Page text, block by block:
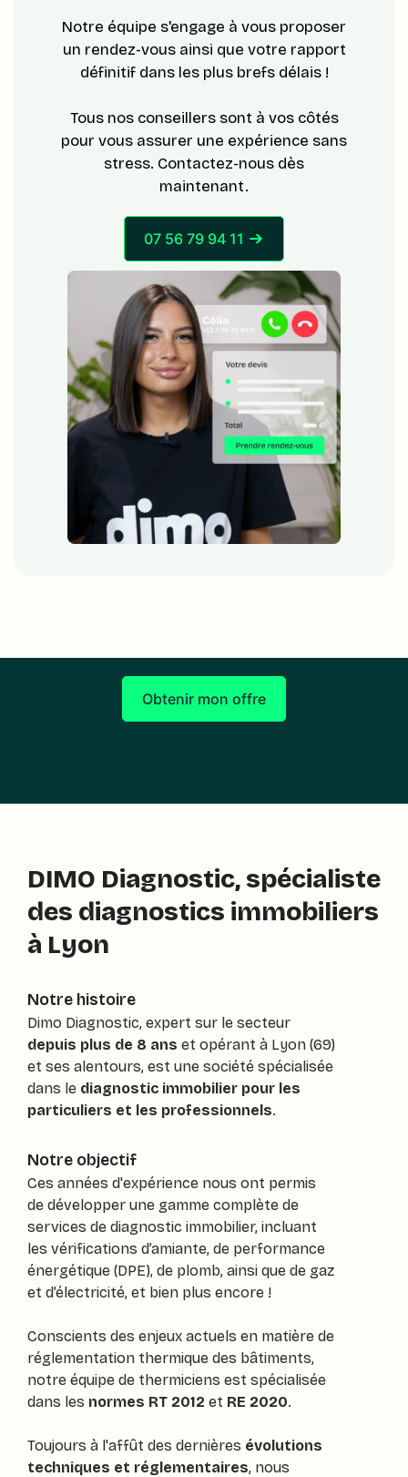
Notre équipe s'engage à vous proposer
un rendez-vous ainsi que votre rapport
définitif dans les plus brefs délais !
Tous nos conseillers sont à vos côtés
pour vous assurer une expérience sans
stress. Contactez-nous dès
maintenant.
07 56 79 94 11
Obtenir mon offre
DIMO Diagnostic, spécialiste
des diagnostics immobiliers
à Lyon
Notre histoire
Dimo Diagnostic, expert sur le secteur
depuis plus de 8 ans et opérant à Lyon (69)
et ses alentours, est une société spécialisée
dans le diagnostic immobilier pour les
particuliers et les professionnels.
Notre objectif
Ces années d'expérience nous ont permis
de développer une gamme complète de
services de diagnostic immobilier, incluant
les vérifications d’amiante, de performance
énergétique (DPE), de plomb, ainsi que de gaz
et d’électricité, et bien plus encore !
Conscients des enjeux actuels en matière de
réglementation thermique des bâtiments,
notre équipe de thermiciens est spécialisée
dans les normes RT 2012 et RE 2020.
Toujours à l'affût des dernières évolutions
techniques et réglementaires, nous